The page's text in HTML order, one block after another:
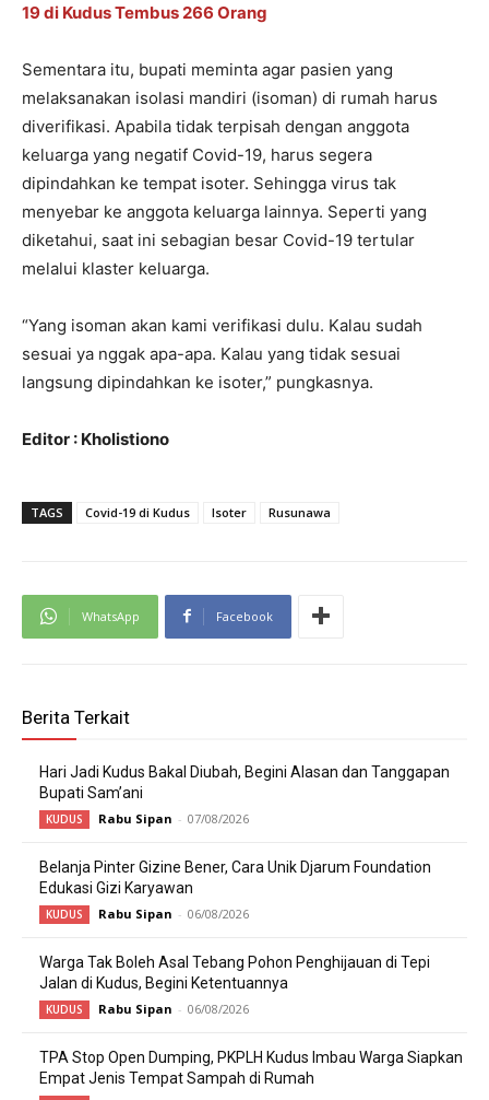
19 di Kudus Tembus 266 Orang
Sementara itu, bupati meminta agar pasien yang
melaksanakan isolasi mandiri (isoman) di rumah harus
diverifikasi. Apabila tidak terpisah dengan anggota
keluarga yang negatif Covid-19, harus segera
dipindahkan ke tempat isoter. Sehingga virus tak
menyebar ke anggota keluarga lainnya. Seperti yang
diketahui, saat ini sebagian besar Covid-19 tertular
melalui klaster keluarga.
“Yang isoman akan kami verifikasi dulu. Kalau sudah
sesuai ya nggak apa-apa. Kalau yang tidak sesuai
langsung dipindahkan ke isoter,” pungkasnya.
Editor : Kholistiono
TAGS Covid-19 di Kudus Isoter Rusunawa
WhatsApp Facebook
Berita Terkait
Hari Jadi Kudus Bakal Diubah, Begini Alasan dan Tanggapan
Bupati Sam’ani
KUDUS Rabu Sipan - 07/08/2026
Belanja Pinter Gizine Bener, Cara Unik Djarum Foundation
Edukasi Gizi Karyawan
KUDUS Rabu Sipan - 06/08/2026
Warga Tak Boleh Asal Tebang Pohon Penghijauan di Tepi
Jalan di Kudus, Begini Ketentuannya
KUDUS Rabu Sipan - 06/08/2026
TPA Stop Open Dumping, PKPLH Kudus Imbau Warga Siapkan
Empat Jenis Tempat Sampah di Rumah